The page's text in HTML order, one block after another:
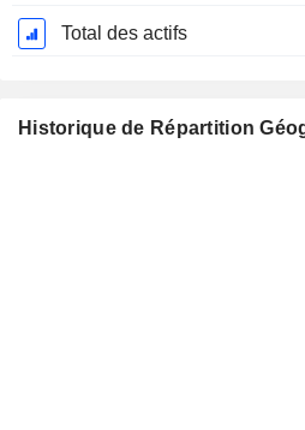
Total des actifs
Historique de Répartition